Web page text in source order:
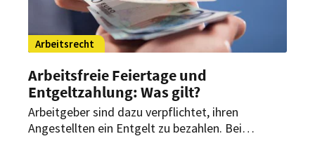
Arbeitsrecht
Arbeitsfreie Feiertage und
Entgeltzahlung: Was gilt?
Arbeitgeber sind dazu verpflichtet, ihren
Angestellten ein Entgelt zu bezahlen. Bei